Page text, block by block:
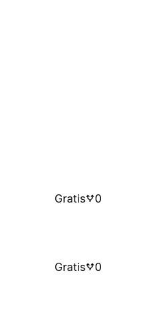
Gratis 0
Gratis 0